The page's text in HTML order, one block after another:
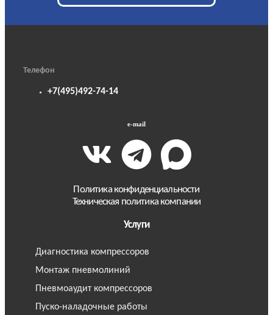
Телефон
+7(495)492-74-14
e-mail
Политика конфиденциальности
Техническая политика компании
Услуги
Диагностика компрессоров
Монтаж пневмолиний
Пневмоаудит компрессоров
Пуско-наладочные работы